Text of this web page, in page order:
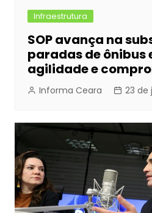
Infraestrutura
SOP avança na
paradas de ônibus
agilidade e
Informa Ceara 23 de